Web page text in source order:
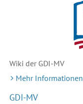
Wiki der GDI-MV
Mehr Informationen
GDI-MV